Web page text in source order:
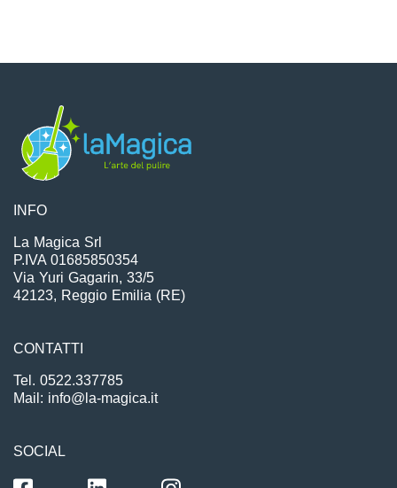
INFO
La Magica Srl
P.IVA 01685850354
Via Yuri Gagarin, 33/5
42123, Reggio Emilia (RE)
CONTATTI
Tel. 0522.337785
Mail: info@la-magica.it
SOCIAL